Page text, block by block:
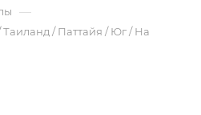
—
Таиланд / Паттайя / Юг / На